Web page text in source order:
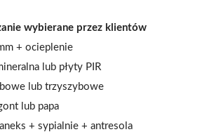
wybierane przez klientów
+ ocieplenie
lub płyty PIR
lub trzyszybowe
lub papa
+ sypialnie + antresola